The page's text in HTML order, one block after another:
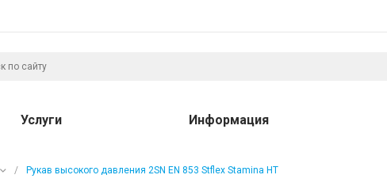
Услуги Информация
/ Рукав высокого давления 2SN EN 853 Stflex Stamina HT